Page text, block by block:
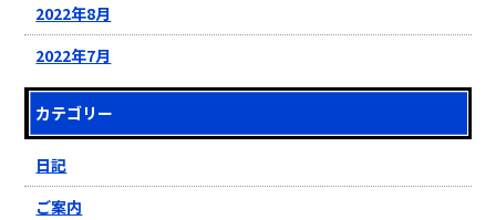
2022年8月
2022年7月
カテゴリー
日記
ご案内